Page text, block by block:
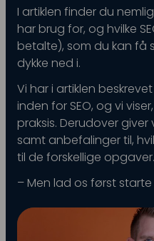
PAID SOCIAL
Meta annoncering
Snapchat
LinkedIn annoncering
Pinterest
TikTok annoncering
I artiklen finder du
har brug for, og hvilke
betalte), som du kan
dykke ned i.
Vi har i artiklen
inden for SEO, og vi
praksis. Derudover
samt anbefalinger til,
til de forskellige opgaver.
– Men lad os først